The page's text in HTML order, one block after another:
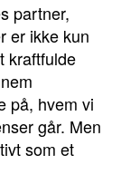
partner,
er ikke kun
kraftfulde
på, hvem vi
går. Men
som et